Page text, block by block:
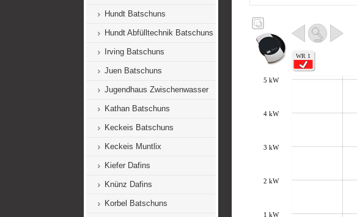
Hundt Batschuns
Hundt Abfülltechnik Batschuns
Irving Batschuns
Juen Batschuns
Jugendhaus Zwischenwasser
Kathan Batschuns
Keckeis Batschuns
Keckeis Muntlix
Kiefer Dafins
Knünz Dafins
Korbel Batschuns